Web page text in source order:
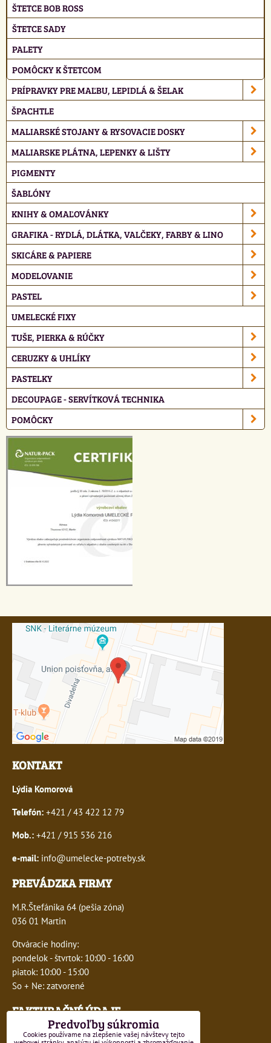
ŠTETCE BOB ROSS
ŠTETCE SADY
PALETY
POMÔCKY K ŠTETCOM
PRÍPRAVKY PRE MAĽBU, LEPIDLÁ & ŠELAK
ŠPACHTLE
MALIARSKÉ STOJANY & RYSOVACIE DOSKY
MALIARSKE PLÁTNA, LEPENKY & LIŠTY
PIGMENTY
ŠABLÓNY
KNIHY & OMAĽOVÁNKY
GRAFIKA - RYDLÁ, DLÁTKA, VALČEKY, FARBY & LINO
SKICÁRE & PAPIERE
MODELOVANIE
PASTEL
UMELECKÉ FIXY
TUŠE, PIERKA & RÚČKY
CERUZKY & UHLÍKY
PASTELKY
DECOUPAGE - SERVÍTKOVÁ TECHNIKA
POMÔCKY
KONTAKT
Lýdia Komorová
Telefón: +421 / 43 422 12 79
Mob.: +421 / 915 536 216
e-mail: info@umelecke-potreby.sk
PREVÁDZKA FIRMY
M.R.Štefánika 64 (pešia zóna)
036 01 Martin
Otváracie hodiny:
pondelok - štvrtok: 10:00 - 16:00
piatok: 10:00 - 15:00
So + Ne: zatvorené
FAKTURAČNÉ ÚDAJE
IČO:41243277
Predvoľby súkromia
Cookies používame na zlepšenie vašej návštevy tejto